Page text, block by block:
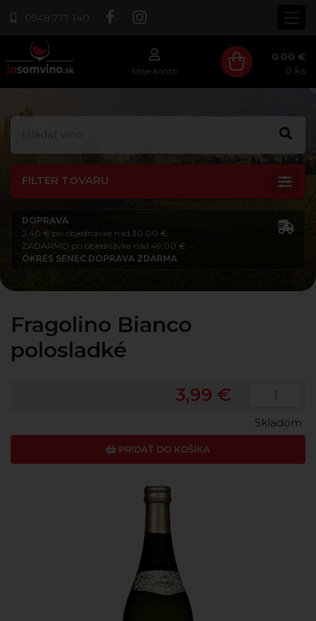
0948 777 140
Moje konto
0.00 €
0 ks
FILTER TOVARU
DOPRAVA
2,40 € pri objednávke nad 30,00 €
ZADARMO pri objednávke nad 49,00 €
OKRES SENEC DOPRAVA ZDARMA
Fragolino Bianco
polosladké
3,99 €
PRIDAŤ DO KOŠÍKA
Skladom